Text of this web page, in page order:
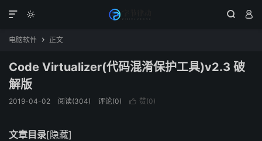
  

电脑软件  正文
Code Virtualizer(代码混淆保护工具)v2.3 破
解版
2019-04-02 阅读(304) 评论(0)  赞(0)
文章目录[隐藏]